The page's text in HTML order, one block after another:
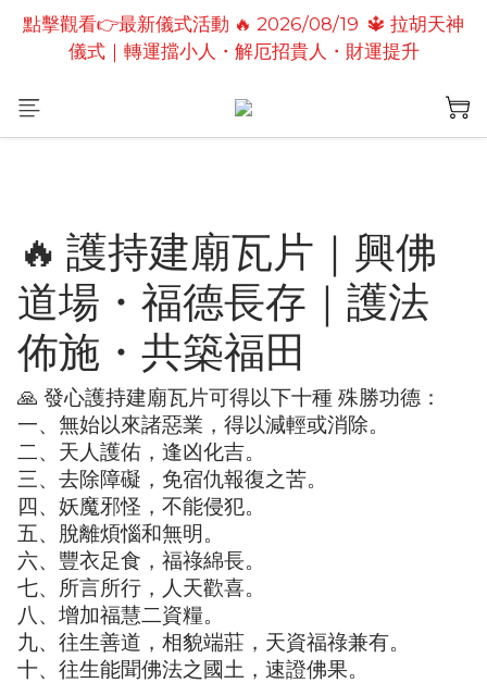
點擊觀看👉最新儀式活動🔥2026/08/19 💗2026七夕
情定善緣桃花燈｜泰國高僧祈願點燈儀式
點擊觀看👉最新儀式活動 🔥 2026/08/19  🔱 拉胡天神
儀式｜轉運擋小人・解厄招貴人・財運提升
點擊觀看👉最新儀式活動🔥 2026/08/31 💖愛神儀式
🔥 護持建廟瓦片｜興佛
道場・福德長存｜護法
佈施・共築福田
🙏 發心護持建廟瓦片可得以下十種 殊勝功德：
一、無始以來諸惡業，得以減輕或消除。
二、天人護佑，逢凶化吉。
三、去除障礙，免宿仇報復之苦。
四、妖魔邪怪，不能侵犯。
五、脫離煩惱和無明。
六、豐衣足食，福祿綿長。
七、所言所行，人天歡喜。
八、增加福慧二資糧。
九、往生善道，相貌端莊，天資福祿兼有。
十、往生能聞佛法之國土，速證佛果。